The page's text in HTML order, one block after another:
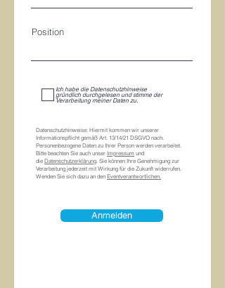
Position
Ich habe die Datenschutzhinweise
gründlich durchgelesen und stimme der
Verarbeitung meiner Daten zu.
Datenschutzhinweise: Hiermit kommen wir unserer
Informationspflicht gemäß Art. 13/14/21 DSGVO nach.
Personenbezogene Daten zu Ihrer Person werden verarbeitet.
Bitte beachten Sie auch unser Impressum und
die Datenschutzerklärung. Sie können Ihre Genehmigung zur
Verarbeitung jederzeit mit Wirkung für die Zukunft widerrufen.
Wenden Sie sich dazu an den Eventverantwortlichen.
Anmelden